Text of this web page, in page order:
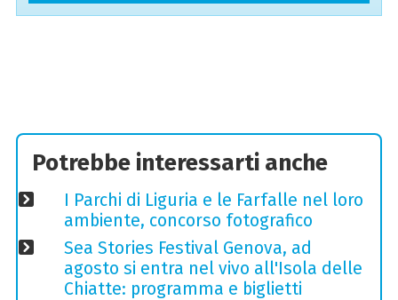
Potrebbe interessarti anche
I Parchi di Liguria e le Farfalle nel loro
ambiente, concorso fotografico
Sea Stories Festival Genova, ad
agosto si entra nel vivo all'Isola delle
Chiatte: programma e biglietti